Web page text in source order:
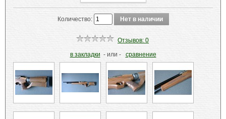
Количество:
Отзывов: 0
в закладки - или - сравнение